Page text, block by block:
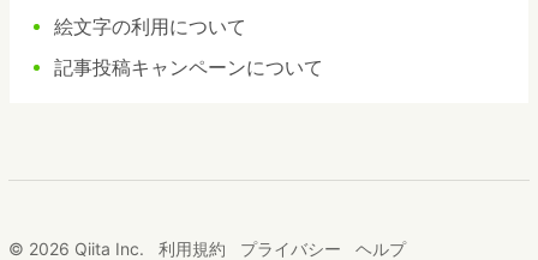
絵文字の利用について
記事投稿キャンペーンについて
© 2026 Qiita Inc. 利用規約 プライバシー ヘルプ